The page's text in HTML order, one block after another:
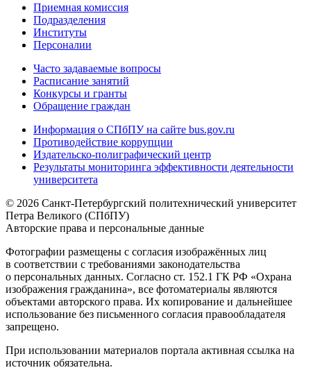
Приемная комиссия
Подразделения
Институты
Персоналии
Часто задаваемые вопросы
Расписание занятий
Конкурсы и гранты
Обращение граждан
Информация о СПбПУ на сайте bus.gov.ru
Противодействие коррупции
Издательско-полиграфический центр
Результаты мониторинга эффективности деятельности
университета
© 2026 Санкт-Петербургский политехнический университет
Петра Великого (СПбПУ)
Авторские права и персональные данные
Фотографии размещены с согласия изображённых лиц
в соответствии с требованиями законодательства
о персональных данных. Согласно ст. 152.1 ГК РФ «Охрана
изображения гражданина», все фотоматериалы являются
объектами авторского права. Их копирование и дальнейшее
использование без письменного согласия правообладателя
запрещено.
При использовании материалов портала активная ссылка на
источник обязательна.